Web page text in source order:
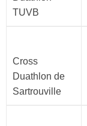
TUVB
Cross
Duathlon de
Sartrouville